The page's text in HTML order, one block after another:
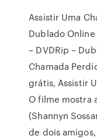
Assistir Uma
Dublado
– DVDRip –
Chamada
grátis, Assistir
O filme mostra
(Shannyn
de dois